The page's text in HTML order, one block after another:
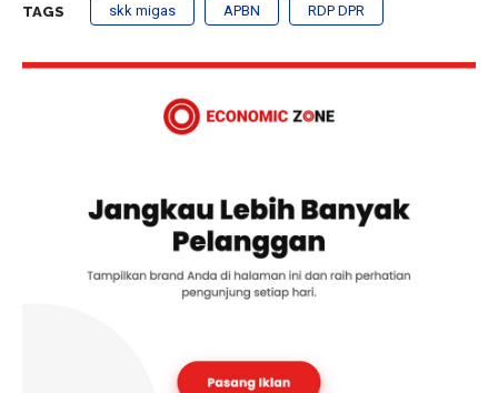
TAGS skk migas APBN RDP DPR